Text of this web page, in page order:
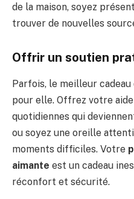
de la maison, soyez
trouver de nouvelles
Offrir un soutien
Parfois, le meilleur
pour elle. Offrez votre
quotidiennes qui
ou soyez une oreille
moments difficiles. Votre
aimante est un cadeau
réconfort et sécurité.